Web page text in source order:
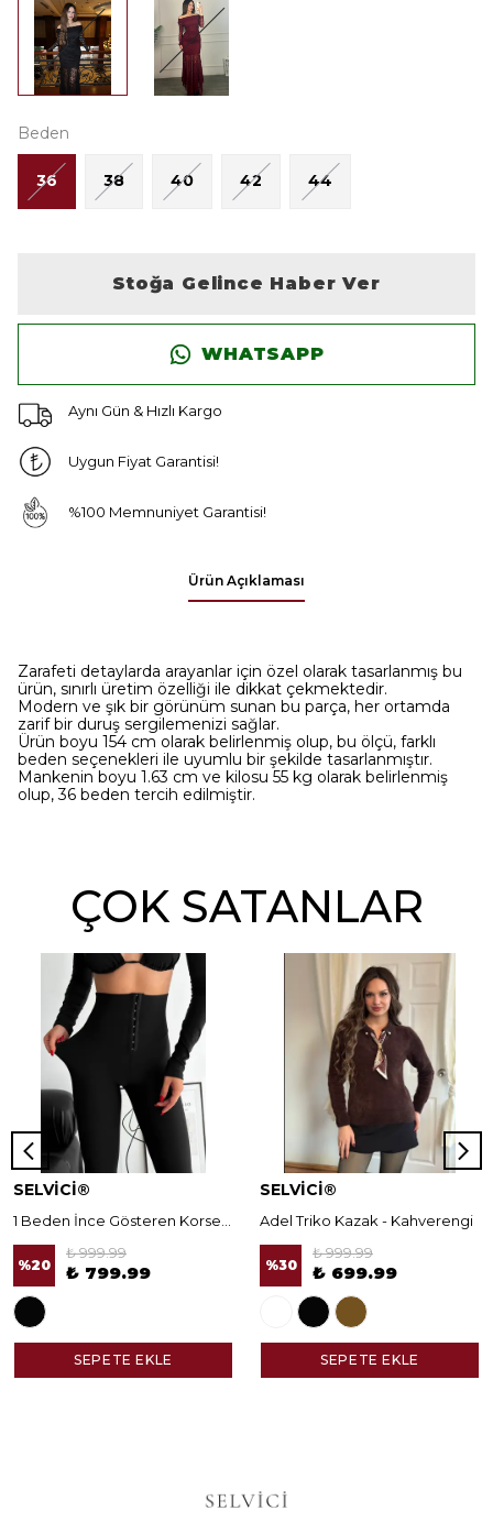
Beden
36 38 40 42 44
Stoğa Gelince Haber Ver
WHATSAPP
Aynı Gün & Hızlı Kargo
Uygun Fiyat Garantisi!
%100 Memnuniyet Garantisi!
Ürün Açıklaması
Zarafeti detaylarda arayanlar için özel olarak tasarlanmış bu
ürün, sınırlı üretim özelliği ile dikkat çekmektedir.
Modern ve şık bir görünüm sunan bu parça, her ortamda
zarif bir duruş sergilemenizi sağlar.
Ürün boyu 154 cm olarak belirlenmiş olup, bu ölçü, farklı
beden seçenekleri ile uyumlu bir şekilde tasarlanmıştır.
Mankenin boyu 1.63 cm ve kilosu 55 kg olarak belirlenmiş
olup, 36 beden tercih edilmiştir.
ÇOK SATANLAR
SELVİCİ®
%20
₺ 999.99
₺ 799.99
SEPETE EKLE
SELVİCİ®
Adel Triko Kazak - Kahverengi
%30
₺ 999.99
₺ 699.99
SEPETE EKLE